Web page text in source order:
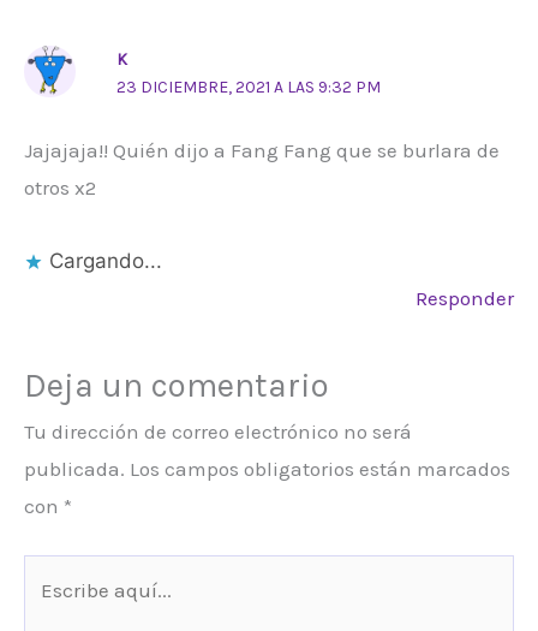
K
23 DICIEMBRE, 2021 A LAS 9:32 PM
Jajajaja!! Quién dijo a Fang Fang que se burlara de
otros x2
Cargando...
Responder
Deja un comentario
Tu dirección de correo electrónico no será
publicada. Los campos obligatorios están marcados
con *